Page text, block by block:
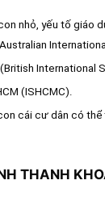
nhỏ, yếu tố giáo
International
(ISHCMC).
cái cư dân có
THANH